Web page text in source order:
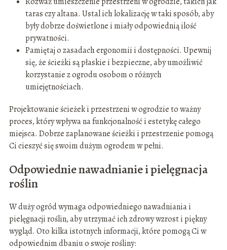
taras czy altana. Ustal ich lokalizację w taki sposób, aby
były dobrze doświetlone i miały odpowiednią ilość
prywatności.
Pamiętaj o zasadach ergonomii i dostępności. Upewnij
się, że ścieżki są płaskie i bezpieczne, aby umożliwić
korzystanie z ogrodu osobom o różnych
umiejętnościach.
Projektowanie ścieżek i przestrzeni w ogrodzie to ważny
proces, który wpływa na funkcjonalność i estetykę całego
miejsca. Dobrze zaplanowane ścieżki i przestrzenie pomogą
Ci cieszyć się swoim dużym ogrodem w pełni.
Odpowiednie nawadnianie i pielęgnacja
roślin
W duży ogród wymaga odpowiedniego nawadniania i
pielęgnacji roślin, aby utrzymać ich zdrowy wzrost i piękny
wygląd. Oto kilka istotnych informacji, które pomogą Ci w
odpowiednim dbaniu o swoje rośliny: